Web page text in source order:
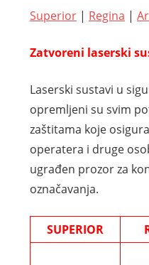
Superior | Regina |
Zatvoreni laserski
Laserski sustavi u
opremljeni su svim
zaštitama koje
operatera i druge
ugrađen prozor za
označavanja.
SUPERIOR